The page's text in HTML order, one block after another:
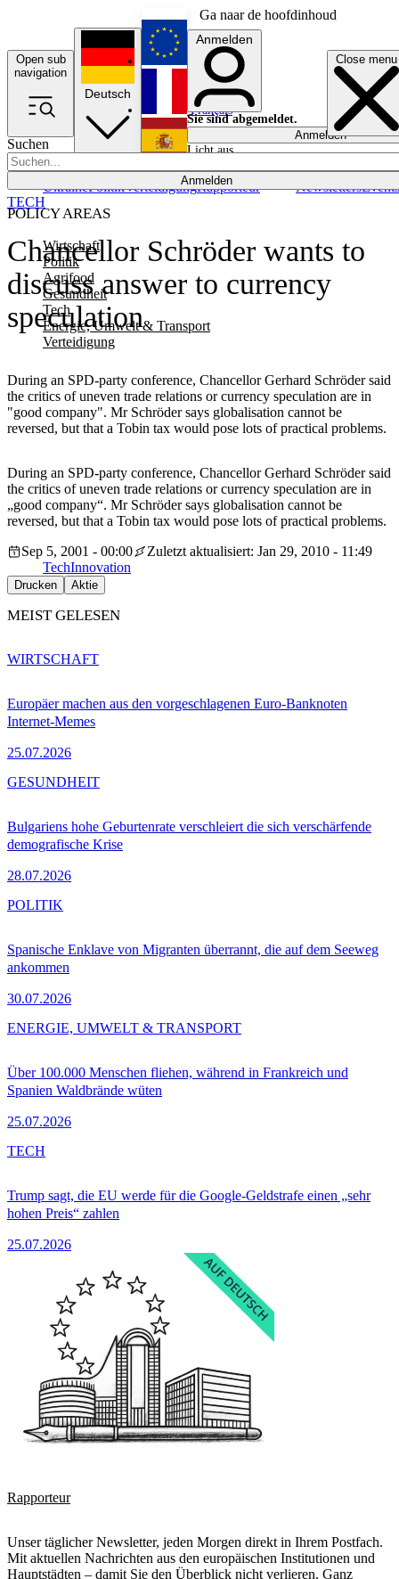
Ga naar de hoofdinhoud
Open sub
navigation
Close menu
Suchen
Anmelden
POLICY AREAS
Wirtschaft
Politik
Agrifood
Gesundheit
Tech
Energie, Umwelt & Transport
Verteidigung
UkrainePolitikVerteidigungRapporteur NewslettersEvents
Deutsch
English
Français
Anmelden
Sie sind abgemeldet.
Anmelden
Licht aus
Chancellor Schröder wants to
discuss answer to currency
speculation
During an SPD-party conference, Chancellor Gerhard Schröder said
the critics of uneven trade relations or currency speculation are in
"good company". Mr Schröder says globalisation cannot be
reversed, but that a Tobin tax would pose lots of practical problems.
TECH
During an SPD-party conference, Chancellor Gerhard Schröder said
the critics of uneven trade relations or currency speculation are in
„good company“. Mr Schröder says globalisation cannot be
reversed, but that a Tobin tax would pose lots of practical problems.
Sep 5, 2001 - 00:00
Zuletzt aktualisiert: Jan 29, 2010 - 11:49
TechInnovation
Drucken Aktie
MEIST GELESEN
Europäer machen aus den vorgeschlagenen Euro-Banknoten
Internet-Memes
25.07.2026
WIRTSCHAFT
Bulgariens hohe Geburtenrate verschleiert die sich verschärfende
demografische Krise
28.07.2026
GESUNDHEIT
Spanische Enklave von Migranten überrannt, die auf dem Seeweg
ankommen
30.07.2026
POLITIK
Über 100.000 Menschen fliehen, während in Frankreich und
Spanien Waldbrände wüten
25.07.2026
ENERGIE, UMWELT & TRANSPORT
Trump sagt, die EU werde für die Google-Geldstrafe einen „sehr
hohen Preis“ zahlen
25.07.2026
TECH
Rapporteur
Unser täglicher Newsletter, jeden Morgen direkt in Ihrem Postfach.
Mit aktuellen Nachrichten aus den europäischen Institutionen und
Hauptstädten – damit Sie den Überblick nicht verlieren. Ganz